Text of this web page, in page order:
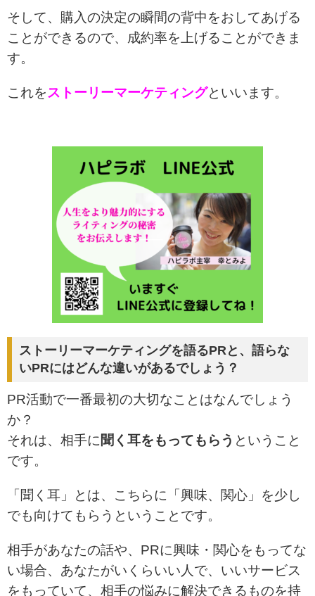
そして、購入の決定の瞬間の背中をおしてあげる
ことができるので、成約率を上げることができま
す。
これをストーリーマーケティングといいます。
ストーリーマーケティングを語るPRと、語らな
いPRにはどんな違いがあるでしょう？
PR活動で一番最初の大切なことはなんでしょう
か？
それは、相手に 聞く耳をもってもらう ということ
です。
「聞く耳」とは、こちらに「興味、関心」を少し
でも向けてもらうということです。
相手があなたの話や、PRに興味・関心をもってな
い場合、 あなたがいくらいい人で、いいサービス
をもっていて、相手の悩みに解決できるものを持